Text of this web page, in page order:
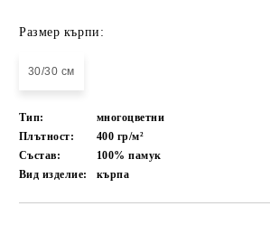
Размер кърпи:
30/30 см
Тип:
многоцветни
Плътност:
400 гр/м²
Състав:
100% памук
Вид изделие:
кърпа